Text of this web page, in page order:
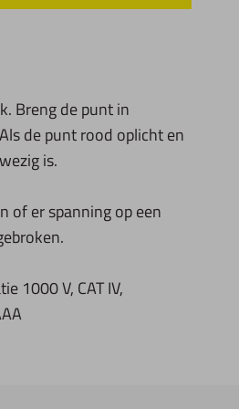
Breng de punt in
de punt rood oplicht en
is.
of er spanning op een
1000 V, CAT IV,